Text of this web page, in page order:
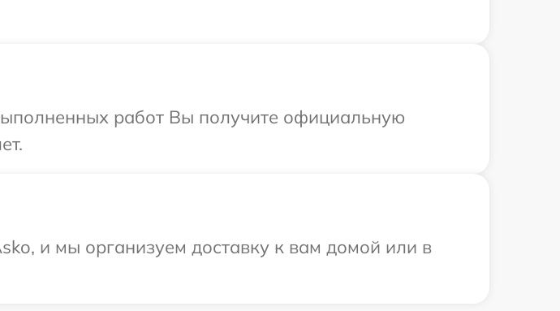
работ Вы получите официальную
и мы организуем доставку к вам домой или в